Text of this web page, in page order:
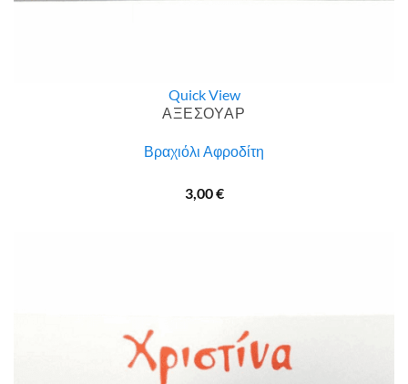
Quick View
ΑΞΕΣΟΥΑΡ
Βραχιόλι Αφροδίτη
3,00€